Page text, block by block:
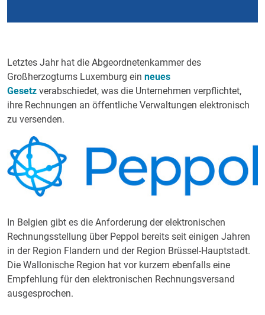
Letztes Jahr hat die Abgeordnetenkammer des
Großherzogtums Luxemburg ein neues
Gesetz verabschiedet, was die Unternehmen verpflichtet,
ihre Rechnungen an öffentliche Verwaltungen elektronisch
zu versenden.
In Belgien gibt es die Anforderung der elektronischen
Rechnungsstellung über Peppol bereits seit einigen Jahren
in der Region Flandern und der Region Brüssel-Hauptstadt.
Die Wallonische Region hat vor kurzem ebenfalls eine
Empfehlung für den elektronischen Rechnungsversand
ausgesprochen.